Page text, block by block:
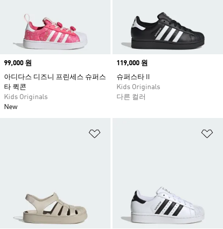
Price
99,000 원
아디다스 디즈니 프린세스 슈퍼스
타 퀵콘
Kids Originals
New
Price
119,000 원
슈퍼스타 II
Kids Originals
다른 컬러